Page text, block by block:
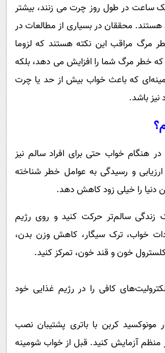
ساعت در طول روز چرت می زنند، بیشتر
محققان در بسیاری از مطالعات در
مرگ مراقب این نکته هستند که لزوما
خطر مرگ شما را افزایش می دهد، بلکه
که باعث خواب بیش از حد یا چرت
باشد.
هنگام خواب حتی برای افراد سالم نیز
و رسیدگی به عوامل خطر شناخته
دنیا را خیلی زود کاهش دهد.
سالم‌تر حرکت کنید و روی رژیم
خواب، ترک سیگار، کاهش وزن بدن،
خون و قند خون، تمرکز کنید.
کافی را در رژیم غذایی خود
کربن با باتری پشتیبان نصب
منظم آزمایش کنید. قبل از خواب شومینه